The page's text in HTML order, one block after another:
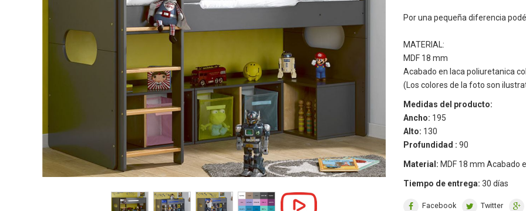
Por una pequeña diferencia
MATERIAL:
MDF 18 mm
Acabado en laca poliuretanica
(Los colores de la foto son
Medidas del producto:
Ancho: 195
Alto: 130
Profundidad : 90
Material: MDF 18 mm Acabado
Tiempo de entrega: 30 días
Facebook Twitter